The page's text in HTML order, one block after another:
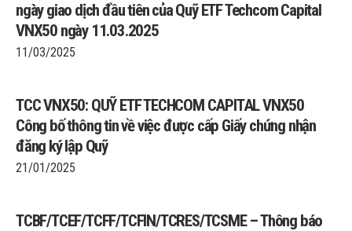
ngày giao dịch đầu tiên của Quỹ ETF Techcom Capital
VNX50 ngày 11.03.2025
11/03/2025
TCC VNX50: QUỸ ETF TECHCOM CAPITAL VNX50
Công bố thông tin về việc được cấp Giấy chứng nhận
đăng ký lập Quỹ
21/01/2025
TCBF/TCEF/TCFF/TCFIN/TCRES/TCSME – Thông báo